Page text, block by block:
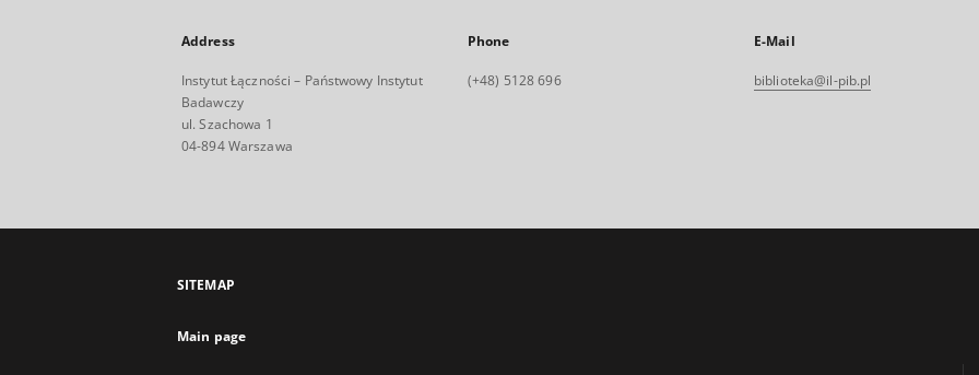
Address
Instytut Łączności – Państwowy Instytut
Badawczy
ul. Szachowa 1
04-894 Warszawa
Phone
(+48) 5128 696
E-Mail
biblioteka@il-pib.pl
SITEMAP
Main page